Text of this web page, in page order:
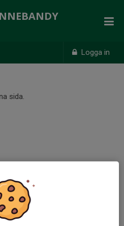
Logga in
sida.